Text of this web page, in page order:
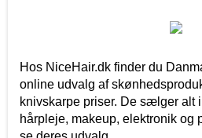
Hos NiceHair.dk finder du
online udvalg af
knivskarpe priser. De sælger alt
hårpleje, makeup, elektronik og